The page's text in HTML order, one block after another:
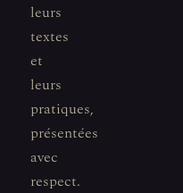
leurs
textes
et
leurs
pratiques,
présentées
avec
respect.